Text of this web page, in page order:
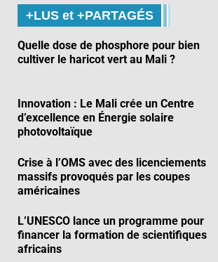
+LUS et +PARTAGÉS
Quelle dose de phosphore pour bien
cultiver le haricot vert au Mali ?
Innovation : Le Mali crée un Centre
d’excellence en Énergie solaire
photovoltaïque
Crise à l’OMS avec des licenciements
massifs provoqués par les coupes
américaines
L’UNESCO lance un programme pour
financer la formation de scientifiques
africains